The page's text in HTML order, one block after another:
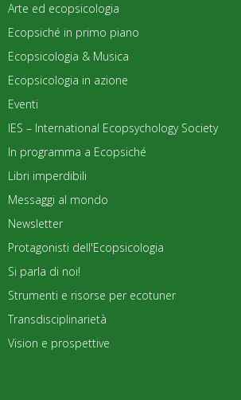
Arte ed ecopsicologia
Ecopsiché in primo piano
Ecopsicologia & Musica
Ecopsicologia in azione
Eventi
IES – International Ecopsychology Society
In programma a Ecopsiché
Libri imperdibili
Messaggi al mondo
Newsletter
Protagonisti dell'Ecopsicologia
Si parla di noi!
Strumenti e risorse per ecotuner
Transdisciplinarietà
Vision e prospettive